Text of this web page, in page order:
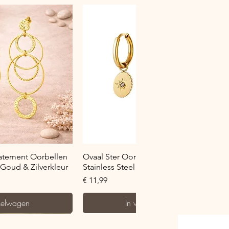
Oorbellen
& Zilverkleur
Snel overzicht
Ovaal Ster Oorringetje met Zirkonia -
Stainless Steel - Goud & Zilverkleur
Prijs
€ 11,99
In winkelwagen